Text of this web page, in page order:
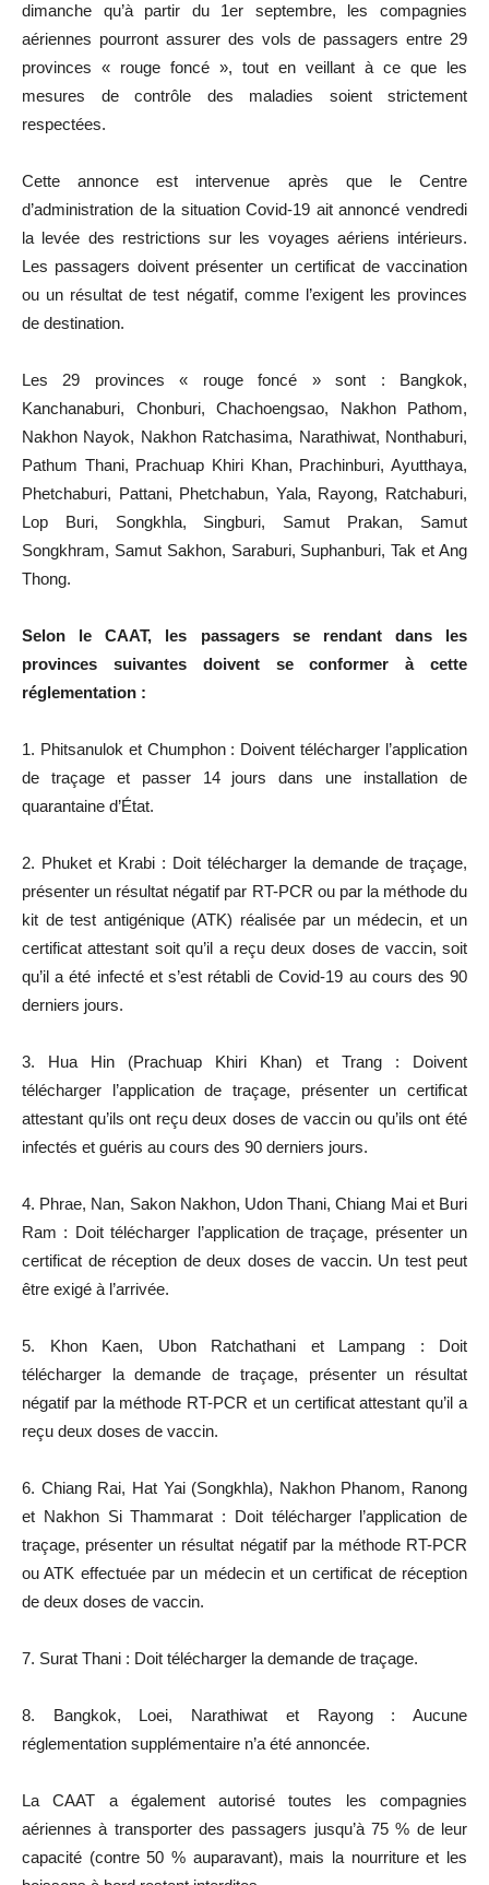
dimanche qu’à partir du 1er septembre, les compagnies
aériennes pourront assurer des vols de passagers entre 29
provinces « rouge foncé », tout en veillant à ce que les
mesures de contrôle des maladies soient strictement
respectées.
Cette annonce est intervenue après que le Centre
d’administration de la situation Covid-19 ait annoncé vendredi
la levée des restrictions sur les voyages aériens intérieurs.
Les passagers doivent présenter un certificat de vaccination
ou un résultat de test négatif, comme l’exigent les provinces
de destination.
Les 29 provinces « rouge foncé » sont : Bangkok,
Kanchanaburi, Chonburi, Chachoengsao, Nakhon Pathom,
Nakhon Nayok, Nakhon Ratchasima, Narathiwat, Nonthaburi,
Pathum Thani, Prachuap Khiri Khan, Prachinburi, Ayutthaya,
Phetchaburi, Pattani, Phetchabun, Yala, Rayong, Ratchaburi,
Lop Buri, Songkhla, Singburi, Samut Prakan, Samut
Songkhram, Samut Sakhon, Saraburi, Suphanburi, Tak et Ang
Thong.
Selon le CAAT, les passagers se rendant dans les
provinces suivantes doivent se conformer à cette
réglementation :
1. Phitsanulok et Chumphon : Doivent télécharger l’application
de traçage et passer 14 jours dans une installation de
quarantaine d’État.
2. Phuket et Krabi : Doit télécharger la demande de traçage,
présenter un résultat négatif par RT-PCR ou par la méthode du
kit de test antigénique (ATK) réalisée par un médecin, et un
certificat attestant soit qu’il a reçu deux doses de vaccin, soit
qu’il a été infecté et s’est rétabli de Covid-19 au cours des 90
derniers jours.
3. Hua Hin (Prachuap Khiri Khan) et Trang : Doivent
télécharger l’application de traçage, présenter un certificat
attestant qu’ils ont reçu deux doses de vaccin ou qu’ils ont été
infectés et guéris au cours des 90 derniers jours.
4. Phrae, Nan, Sakon Nakhon, Udon Thani, Chiang Mai et Buri
Ram : Doit télécharger l’application de traçage, présenter un
certificat de réception de deux doses de vaccin. Un test peut
être exigé à l’arrivée.
5. Khon Kaen, Ubon Ratchathani et Lampang : Doit
télécharger la demande de traçage, présenter un résultat
négatif par la méthode RT-PCR et un certificat attestant qu’il a
reçu deux doses de vaccin.
6. Chiang Rai, Hat Yai (Songkhla), Nakhon Phanom, Ranong
et Nakhon Si Thammarat : Doit télécharger l’application de
traçage, présenter un résultat négatif par la méthode RT-PCR
ou ATK effectuée par un médecin et un certificat de réception
de deux doses de vaccin.
7. Surat Thani : Doit télécharger la demande de traçage.
8. Bangkok, Loei, Narathiwat et Rayong : Aucune
réglementation supplémentaire n’a été annoncée.
La CAAT a également autorisé toutes les compagnies
aériennes à transporter des passagers jusqu’à 75 % de leur
capacité (contre 50 % auparavant), mais la nourriture et les